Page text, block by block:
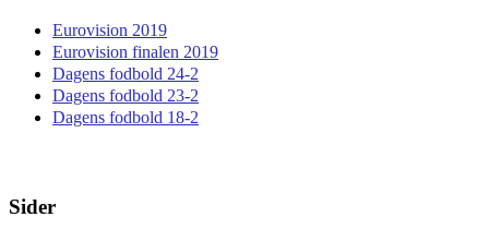
Eurovision 2019
Eurovision finalen 2019
Dagens fodbold 24-2
Dagens fodbold 23-2
Dagens fodbold 18-2
Sider